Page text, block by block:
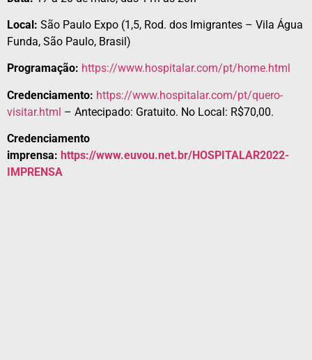
Local: São Paulo Expo (1,5, Rod. dos Imigrantes – Vila Água
Funda, São Paulo, Brasil)
Programação: https://www.hospitalar.com/pt/home.html
Credenciamento: https://www.hospitalar.com/pt/quero-
visitar.html – Antecipado: Gratuito. No Local: R$70,00.
Credenciamento
imprensa: https://www.euvou.net.br/HOSPITALAR2022-
IMPRENSA